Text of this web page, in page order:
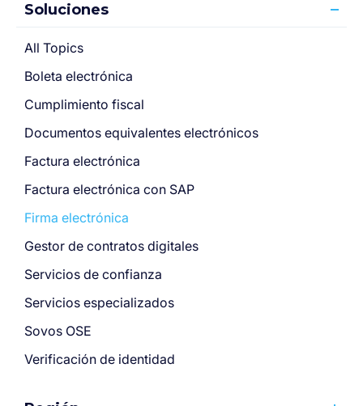
Soluciones
All Topics
Boleta electrónica
Cumplimiento fiscal
Documentos equivalentes electrónicos
Factura electrónica
Factura electrónica con SAP
Firma electrónica
Gestor de contratos digitales
Servicios de confianza
Servicios especializados
Sovos OSE
Verificación de identidad